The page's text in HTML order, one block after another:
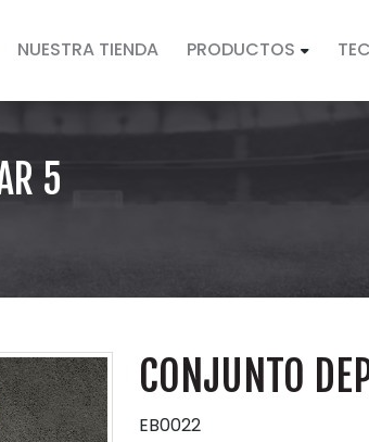
NUESTRA TIENDA PRODUCTOS
5
CONJUNTO
EB0022